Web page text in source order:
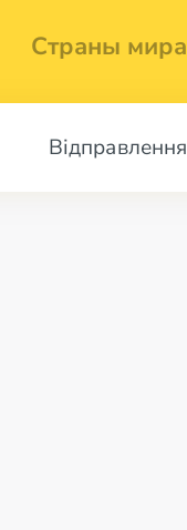
Страны мира
Відправлення